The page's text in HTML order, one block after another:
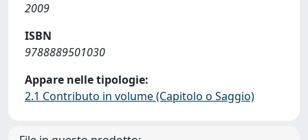
2009
ISBN
9788889501030
Appare nelle tipologie:
2.1 Contributo in volume (Capitolo o Saggio)